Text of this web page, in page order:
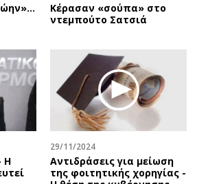
Κέρασαν «σούπα» στο
ντεμπούτο Σατσιά
Η
29/11/2024
Αντιδράσεις για μείωση
της φοιτητικής χορηγίας -